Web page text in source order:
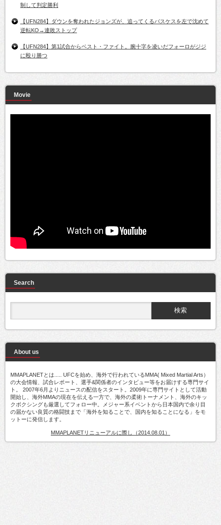
制して判定勝利
【UFN284】ダウンを奪われたジョンズが、追ってくるバスケスを左で沈めて
逆転KO→連敗ストップ
【UFN284】第1試合からベスト・ファイト。腕十字を凌いだフォーロがジジ
に殴り勝つ
Movie
Search
About us
MMAPLANETとは..... UFCを始め、海外で行われているMMA( Mixed Martial Arts）
の大会情報、試合レポート、選手&関係者のインタビュー等をお届けする専門サイ
ト。 2007年6月よりニュースの配信をスタート。2009年に専門サイトとして活動
開始し、海外MMAの現在を伝える一方で、海外の柔術トーナメント、海外のキッ
クボクシングも厳選してフォロー中。メジャー系イベントから日本国内で余り目
の届かない良質の格闘技まで「海外を知ることで、国内を知ることになる」をモ
ットーに発信します。
MMAPLANETリニューアルに際し（2014.08.01）